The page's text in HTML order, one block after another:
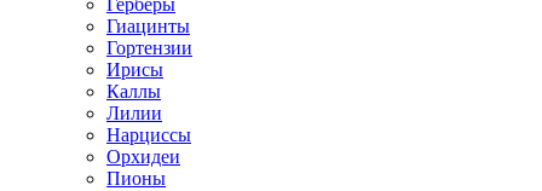
Герберы
Гиацинты
Гортензии
Ирисы
Каллы
Лилии
Нарциссы
Орхидеи
Пионы